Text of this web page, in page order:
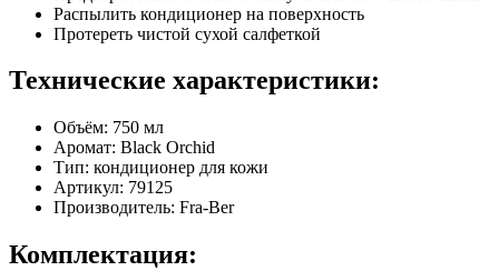
Распылить кондиционер на поверхность
Протереть чистой сухой салфеткой
Технические характеристики:
Объём: 750 мл
Аромат: Black Orchid
Тип: кондиционер для кожи
Артикул: 79125
Производитель: Fra-Ber
Комплектация: